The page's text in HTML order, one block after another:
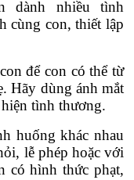
dành nhiều tình
cùng con, thiết lập
để con có thể từ
Hãy dùng ánh mắt
tình thương.
huống khác nhau
lễ phép hoặc với
có hình thức phạt,